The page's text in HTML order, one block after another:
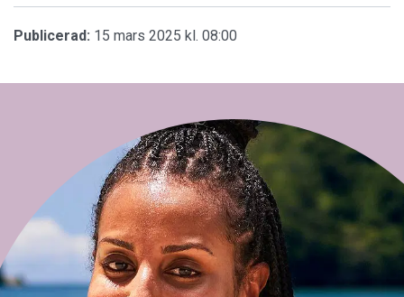
Publicerad: 15 mars 2025 kl. 08:00